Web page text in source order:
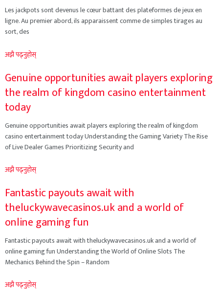
Les jackpots sont devenus le cœur battant des plateformes de jeux en
ligne. Au premier abord, ils apparaissent comme de simples tirages au
sort, des
अझै पढ्नुहोस्
Genuine opportunities await players exploring
the realm of kingdom casino entertainment
today
Genuine opportunities await players exploring the realm of kingdom
casino entertainment today Understanding the Gaming Variety The Rise
of Live Dealer Games Prioritizing Security and
अझै पढ्नुहोस्
Fantastic payouts await with
theluckywavecasinos.uk and a world of
online gaming fun
Fantastic payouts await with theluckywavecasinos.uk and a world of
online gaming fun Understanding the World of Online Slots The
Mechanics Behind the Spin – Random
अझै पढ्नुहोस्